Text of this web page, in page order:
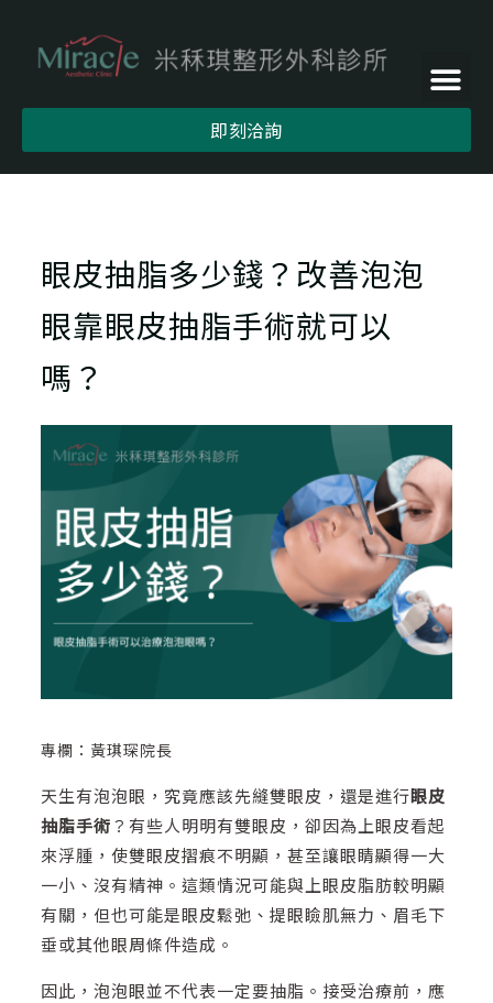
即刻洽詢
眼皮抽脂多少錢？改善泡泡
眼靠眼皮抽脂手術就可以
嗎？
專欄：黃琪琛院長
天生有泡泡眼，究竟應該先縫雙眼皮，還是進行眼皮
抽脂手術？有些人明明有雙眼皮，卻因為上眼皮看起
來浮腫，使雙眼皮摺痕不明顯，甚至讓眼睛顯得一大
一小、沒有精神。這類情況可能與上眼皮脂肪較明顯
有關，但也可能是眼皮鬆弛、提眼瞼肌無力、眉毛下
垂或其他眼周條件造成。
因此，泡泡眼並不代表一定要抽脂。接受治療前，應